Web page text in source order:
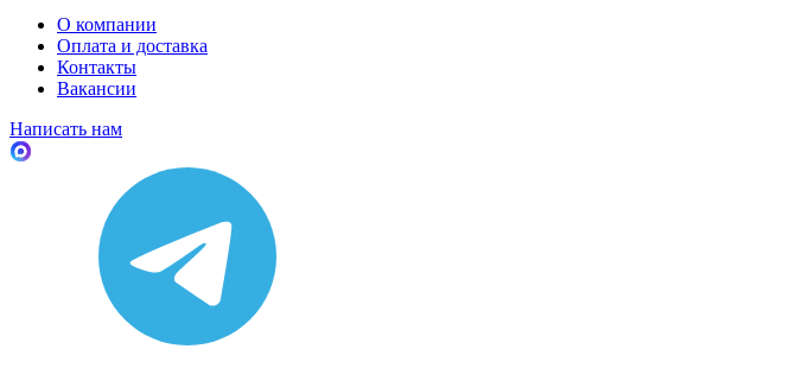
О компании
Оплата и доставка
Контакты
Вакансии
Написать нам